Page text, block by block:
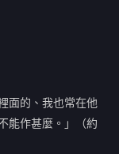
面的、我也常在他
能作甚麼。」（約